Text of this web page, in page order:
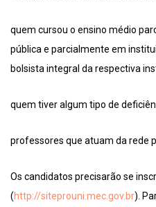
quem cursou o ensino médio
pública e parcialmente em
bolsista integral da respectiva
quem tiver algum tipo de
professores que atuam da rede
Os candidatos precisarão se
(http://siteprouni.mec.gov.br).